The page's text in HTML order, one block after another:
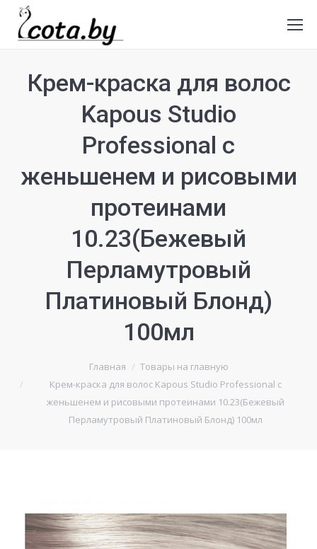
Крем-краска для волос
Kapous Studio
Professional с
женьшенем и рисовыми
протеинами
10.23(Бежевый
Перламутровый
Платиновый Блонд)
100мл
Главная
Товары на главную
Крем-краска для волос Kapous Studio Professional с
женьшенем и рисовыми протеинами 10.23(Бежевый
Перламутровый Платиновый Блонд) 100мл